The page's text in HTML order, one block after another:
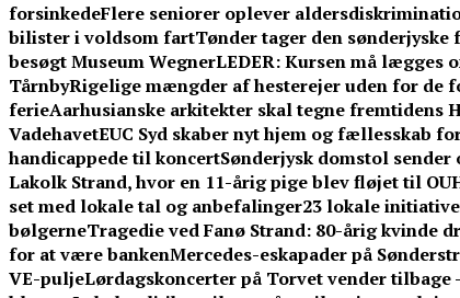
forsinkedeFlere seniorer oplever
bilister i voldsom fartTønder tager den
besøgt Museum WegnerLEDER: Kursen må lægges
TårnbyRigelige mængder af hesterejer uden for de
ferieAarhusianske arkitekter skal tegne fremtidens
VadehavetEUC Syd skaber nyt hjem og fællesskab
handicappede til koncertSønderjysk domstol
Lakolk Strand, hvor en 11-årig pige blev fløjet til
set med lokale tal og anbefalinger23 lokale
bølgerneTragedie ved Fanø Strand: 80-årig kvinde
for at være bankenMercedes-eskapader på
VE-puljeLørdagskoncerter på Torvet vender